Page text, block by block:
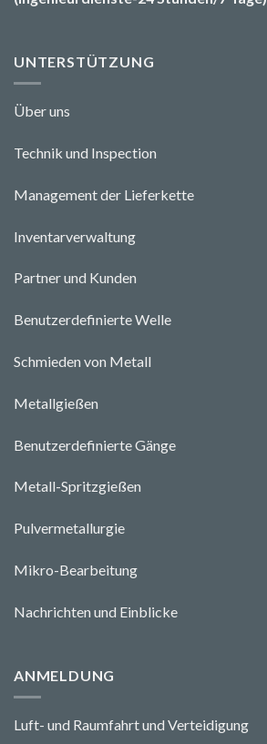
UNTERSTÜTZUNG
Über uns
Technik und Inspection
Management der Lieferkette
Inventarverwaltung
Partner und Kunden
Benutzerdefinierte Welle
Schmieden von Metall
Metallgießen
Benutzerdefinierte Gänge
Metall-Spritzgießen
Pulvermetallurgie
Mikro-Bearbeitung
Nachrichten und Einblicke
ANMELDUNG
Luft- und Raumfahrt und Verteidigung